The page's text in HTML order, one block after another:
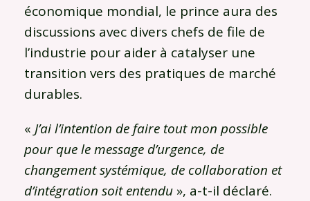
économique mondial, le prince aura des
discussions avec divers chefs de file de
l’industrie pour aider à catalyser une
transition vers des pratiques de marché
durables.
« J’ai l’intention de faire tout mon possible
pour que le message d’urgence, de
changement systémique, de collaboration et
d’intégration soit entendu », a-t-il déclaré.